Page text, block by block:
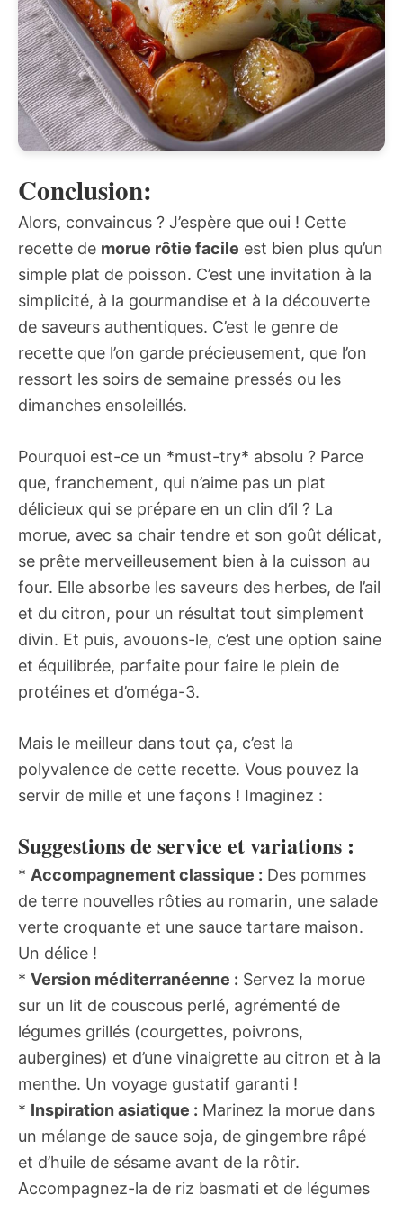
Conclusion:
Alors, convaincus ? J’espère que oui ! Cette
recette de morue rôtie facile est bien plus qu’un
simple plat de poisson. C’est une invitation à la
simplicité, à la gourmandise et à la découverte
de saveurs authentiques. C’est le genre de
recette que l’on garde précieusement, que l’on
ressort les soirs de semaine pressés ou les
dimanches ensoleillés.
Pourquoi est-ce un *must-try* absolu ? Parce
que, franchement, qui n’aime pas un plat
délicieux qui se prépare en un clin d’il ? La
morue, avec sa chair tendre et son goût délicat,
se prête merveilleusement bien à la cuisson au
four. Elle absorbe les saveurs des herbes, de l’ail
et du citron, pour un résultat tout simplement
divin. Et puis, avouons-le, c’est une option saine
et équilibrée, parfaite pour faire le plein de
protéines et d’oméga-3.
Mais le meilleur dans tout ça, c’est la
polyvalence de cette recette. Vous pouvez la
servir de mille et une façons ! Imaginez :
Suggestions de service et variations :
* Accompagnement classique : Des pommes
de terre nouvelles rôties au romarin, une salade
verte croquante et une sauce tartare maison.
Un délice !
* Version méditerranéenne : Servez la morue
sur un lit de couscous perlé, agrémenté de
légumes grillés (courgettes, poivrons,
aubergines) et d’une vinaigrette au citron et à la
menthe. Un voyage gustatif garanti !
* Inspiration asiatique : Marinez la morue dans
un mélange de sauce soja, de gingembre râpé
et d’huile de sésame avant de la rôtir.
Accompagnez-la de riz basmati et de légumes